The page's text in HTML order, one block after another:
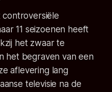
controversiële
11 seizoenen heeft
het zwaar te
het begraven van een
aflevering lang
televisie na de